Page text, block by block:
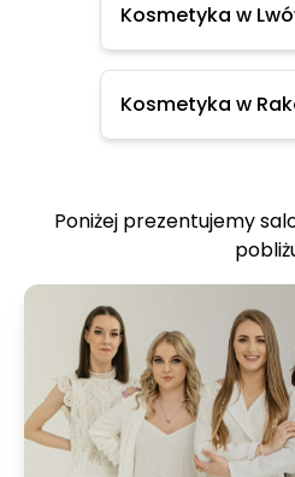
Kosmetyka w
Kosmetyka w
Poniżej prezentujemy